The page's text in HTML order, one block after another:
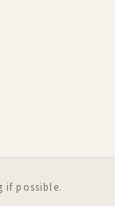
if possible.